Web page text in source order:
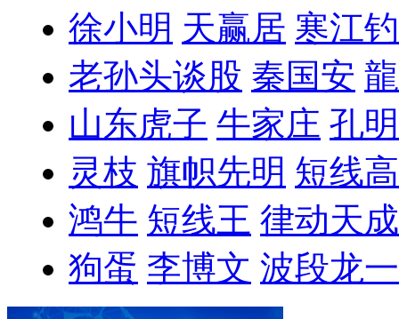
徐小明 天赢居 寒江
老孙头谈股 秦国安
山东虎子 牛家庄 孔
灵枝 旗帜先明 短线
鸿牛 短线王 律动天成
狗蛋 李博文 波段龙一